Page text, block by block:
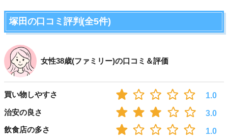
塚田の口コミ評判(全5件)
女性38歳(ファミリー)の口コミ＆評価
買い物しやすさ
1.0
治安の良さ
3.0
飲食店の多さ
1.0